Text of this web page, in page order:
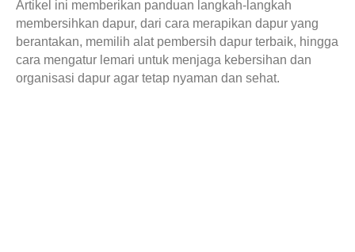
Artikel ini memberikan panduan langkah-langkah
membersihkan dapur, dari cara merapikan dapur yang
berantakan, memilih alat pembersih dapur terbaik, hingga
cara mengatur lemari untuk menjaga kebersihan dan
organisasi dapur agar tetap nyaman dan sehat.